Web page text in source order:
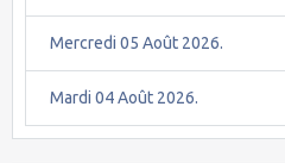
Mercredi 05 Août 2026.
Mardi 04 Août 2026.